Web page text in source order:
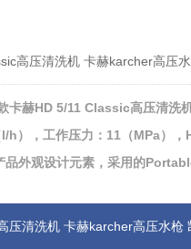
高压清洗机 卡赫karcher高压
卡赫HD 5/11 Classic高压清洗
h），工作压力：11（MPa），
品外观设计元素，采用的
压清洗机 卡赫karcher高压水枪